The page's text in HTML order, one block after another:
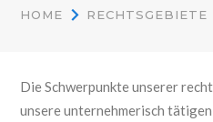
HOME RECHTSGEBIETE
Die Schwerpunkte unserer
unsere unternehmerisch